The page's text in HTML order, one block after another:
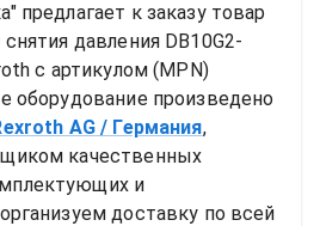
предлагает к заказу товар
давления DB10G2-
с артикулом (MPN)
оборудование произведено
AG / Германия,
качественных
и
доставку по всей